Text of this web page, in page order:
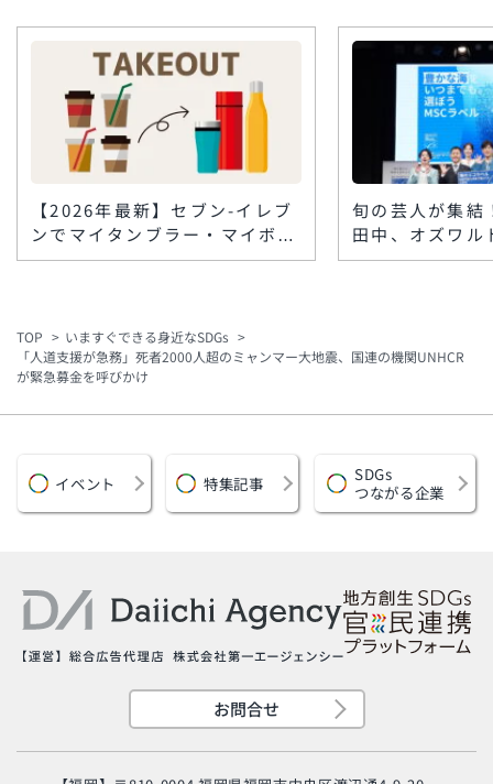
【2026年最新】セブン-イレブ
ンでマイタンブラー・マイボト
ルは使える？コンビニコーヒー
旬の芸人が集結
田中、オズワル
テらが『おさか
TOP
いますぐできる身近なSDGs
「人道支援が急務」死者2000人超のミャンマー大地震、国連の機関UNHCR
が緊急募金を呼びかけ
イベント 特集記事
SDGs
つながる企業
お問合せ